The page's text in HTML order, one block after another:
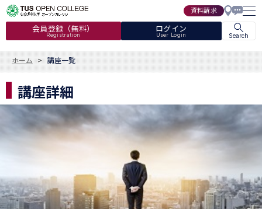
資料請求
会員登録（無料）
Registration
ログイン
User Login Search
ホーム 講座一覧
講座詳細